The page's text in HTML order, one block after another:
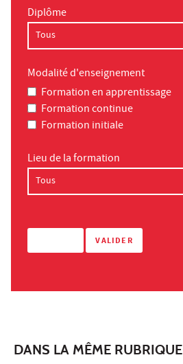
Diplôme
Modalité d'enseignement
Formation en apprentissage
Formation continue
Formation initiale
Lieu de la formation
DANS LA MÊME RUBRIQUE